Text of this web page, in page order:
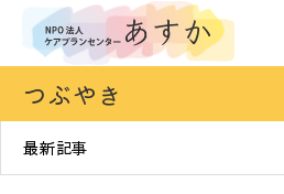
つぶやき
最新記事